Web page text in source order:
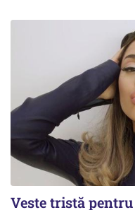
Veste tristă